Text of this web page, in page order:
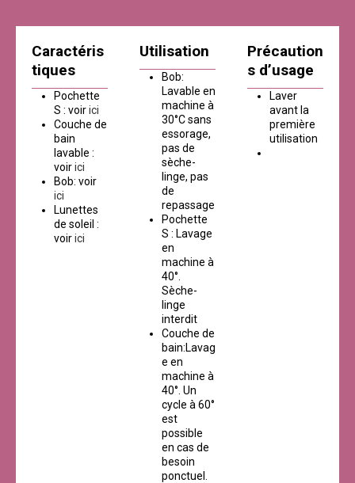
Caractéris
tiques
Pochette
S : voirici
Couche de
bain
lavable :
voirici
Bob: voir
ici
Lunettes
de soleil :
voirici
Utilisation
Bob:
Lavable en
machine à
30°C sans
essorage,
pas de
sèche-
linge, pas
de
repassage
Pochette
S : Lavage
en
machine à
40°.
Sèche-
linge
interdit
Couche de
bain:Lavag
e en
machine à
40°. Un
cycle à 60°
est
possible
en cas de
besoin
ponctuel.
Précaution
s d’usage
Laver
avant la
première
utilisation